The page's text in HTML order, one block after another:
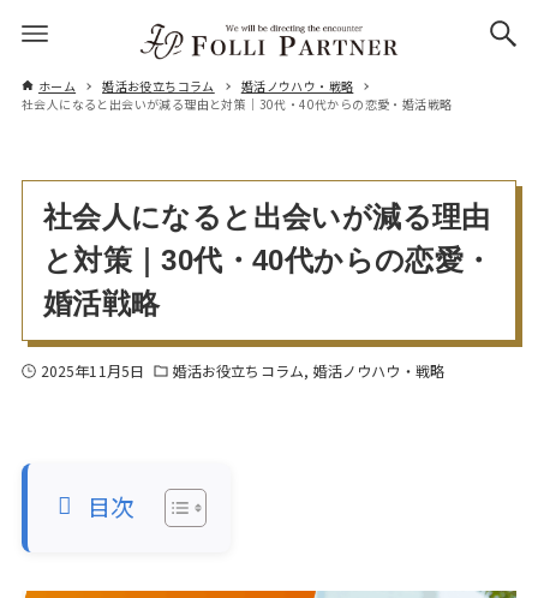
ホーム 婚活お役立ちコラム
婚活ノウハウ・戦略
社会人になると出会いが減る理由と対策｜30代・40代からの恋愛・婚活戦略
社会人になると出会いが減る理由
と対策｜30代・40代からの恋愛・
婚活戦略
2025年11月5日 婚活お役立ちコラム 婚活ノウハウ・戦略
目次